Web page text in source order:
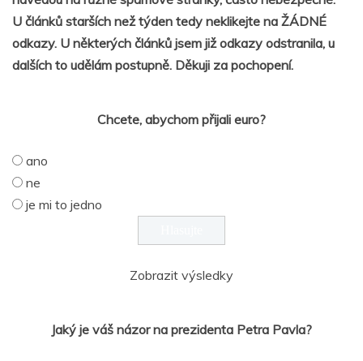
U článků starších než týden tedy neklikejte na ŽÁDNÉ
odkazy. U některých článků jsem již odkazy odstranila, u
dalších to udělám postupně. Děkuji za pochopení.
Chcete, abychom přijali euro?
ano
ne
je mi to jedno
Zobrazit výsledky
Jaký je váš názor na prezidenta Petra Pavla?